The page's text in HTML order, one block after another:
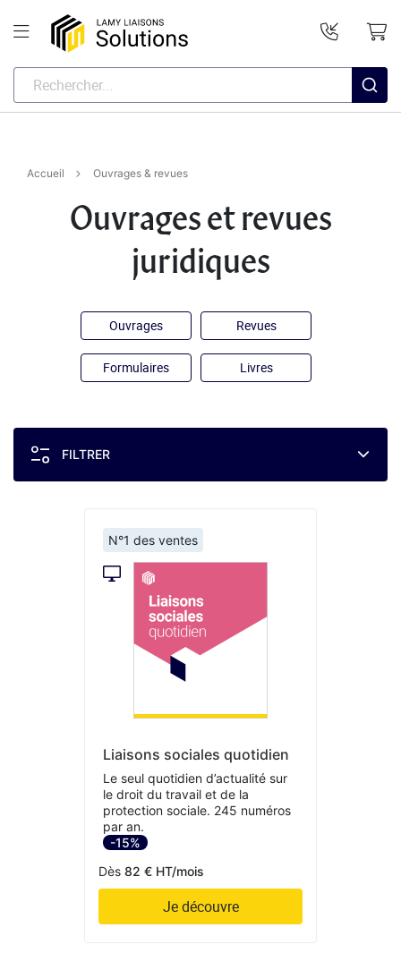
Accueil Ouvrages & revues
Ouvrages et revues
juridiques
Ouvrages Revues
Formulaires Livres
FILTRER
N°1 des ventes
Liaisons sociales quotidien
Le seul quotidien d’actualité sur
le droit du travail et de la
protection sociale. 245 numéros
par an.
-15%
Dès 82 € HT/mois
Je découvre